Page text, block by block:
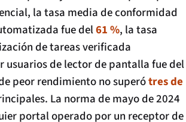
la tasa media de conformidad
fue del61 %, la tasa
de tareas verificada
usuarios de lector de pantalla fue del
peor rendimiento no superótres de
La norma de mayo de 2024
portal operado por un receptor de